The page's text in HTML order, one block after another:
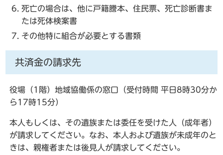
死亡の場合は、他に戸籍謄本、住民票、死亡診断書ま
たは死体検案書
その他特に組合が必要とする書類
共済金の請求先
役場（1階）地域協働係の窓口（受付時間 平日8時30分か
ら17時15分）
本人もしくは、その遺族または委任を受けた人（成年者）
が請求してください。なお、本人および遺族が未成年のと
きは、親権者または後見人が請求してください。